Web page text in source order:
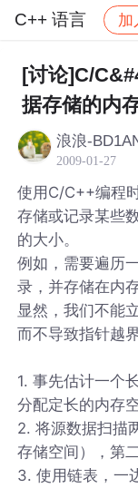
C++ 语言 加
社区 C++ 语
[讨论]C/
据存储的内
浪浪-
2009-01-27
使用C/C++编程
存储或记录某些
的大小。
例如，需要遍历
录，并存储在内存
显然，我们不能
而不导致指针越
1. 事先估计一个
分配定长的内存
2. 将源数据扫描
存储空间），第
3. 使用链表，一